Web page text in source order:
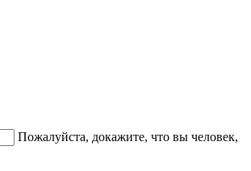
Пожалуйста, докажите, что вы человек,